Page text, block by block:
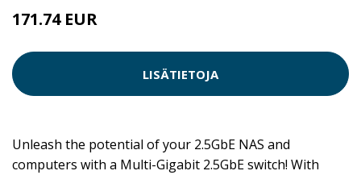
171.74 EUR
LISÄTIETOJA
Unleash the potential of your 2.5GbE NAS and
computers with a Multi-Gigabit 2.5GbE switch! With